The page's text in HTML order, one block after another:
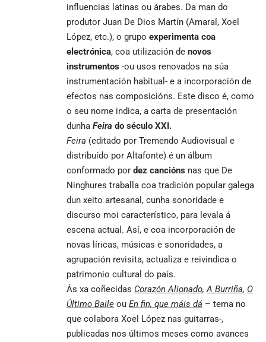
influencias latinas ou árabes. Da man do
produtor Juan De Dios Martín (Amaral, Xoel
López, etc.), o grupo experimenta coa
electrónica, coa utilización de novos
instrumentos -ou usos renovados na súa
instrumentación habitual- e a incorporación de
efectos nas composicións. Este disco é, como
o seu nome indica, a carta de presentación
dunha Feira do século XXI.
Feira (editado por Tremendo Audiovisual e
distribuído por Altafonte) é un álbum
conformado por dez cancións nas que De
Ninghures traballa coa tradición popular galega
dun xeito artesanal, cunha sonoridade e
discurso moi característico, para levala á
escena actual. Así, e coa incorporación de
novas líricas, músicas e sonoridades, a
agrupación revisita, actualiza e reivindica o
patrimonio cultural do país.
Ás xa coñecidas Corazón Alionado, A Burriña, O
Último Baile ou En fin, que máis dá – tema no
que colabora Xoel López nas guitarras-,
publicadas nos últimos meses como avances